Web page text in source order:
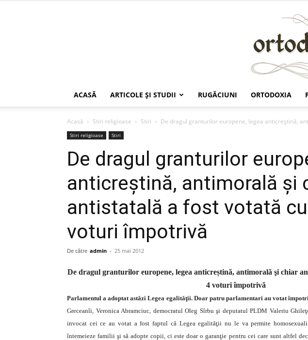
ACASĂ ARTICOLE ŞI STUDII RUGĂCIUNI ORTODOXIA
Acasă Stiri religioase Stiri De dragul granturilor europene, legea anticreștină,
Stiri religioase Stiri
De dragul granturilor
anticreștină, antimorală şi
antistatală a fost votată
voturi împotrivă
De către admin - 25 mai 2012
De dragul granturilor europene, legea anticreștină, antimorală şi chiar
4 voturi împotrivă
Parlamentul a adoptat astăzi Legea egalităţii. Doar patru parlamentari au votat
Greceanîi, Veronica Abramciuc, democratul Oleg Sîrbu şi deputatul PLDM Valeriu
invocat cei ce au votat a fost faptul că Legea egalităţii nu le va permite
întemeieze familii şi să adopte copii, ci este doar o garanţie pentru cei care sunt altfel